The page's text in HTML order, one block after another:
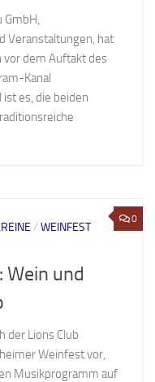
Veranstaltungen, hat
vor dem Auftakt des
Kanal
es, die beiden
0
/ WEINFEST
Wein und
der Lions Club
Weinfest vor,
Musikprogramm auf